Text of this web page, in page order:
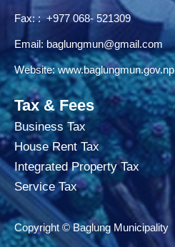
Fax: : +977 068- 521309
Email: baglungmun@gmail.com
Website:www.baglungmun.gov.np
Tax & Fees
Business Tax
House Rent Tax
Integrated Property Tax
Service Tax
Copyright © Baglung Municipality